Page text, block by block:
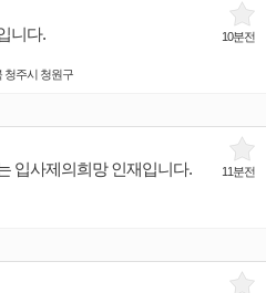
10분전
니다.
청주시 청원구
11분전
입사제의희망 인재입니다.